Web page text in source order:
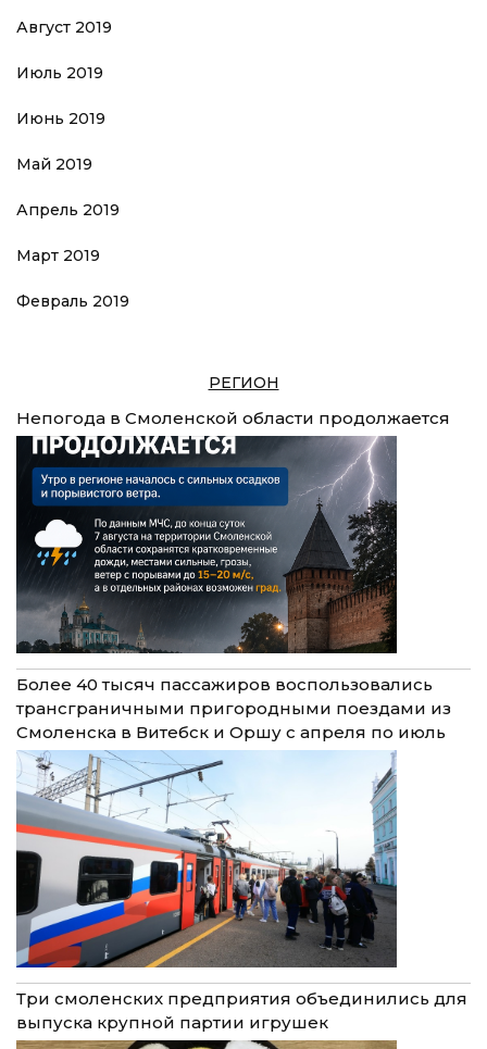
Август 2019
Июль 2019
Июнь 2019
Май 2019
Апрель 2019
Март 2019
Февраль 2019
РЕГИОН
Непогода в Смоленской области продолжается
Более 40 тысяч пассажиров воспользовались
трансграничными пригородными поездами из
Смоленска в Витебск и Оршу с апреля по июль
Три смоленских предприятия объединились для
выпуска крупной партии игрушек